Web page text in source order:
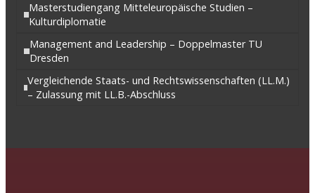
Masterstudiengang Mitteleuropäische Studien –
Kulturdiplomatie
Management and Leadership – Doppelmaster TU
Dresden
Vergleichende Staats- und Rechtswissenschaften (LL.M.)
– Zulassung mit LL.B.-Abschluss